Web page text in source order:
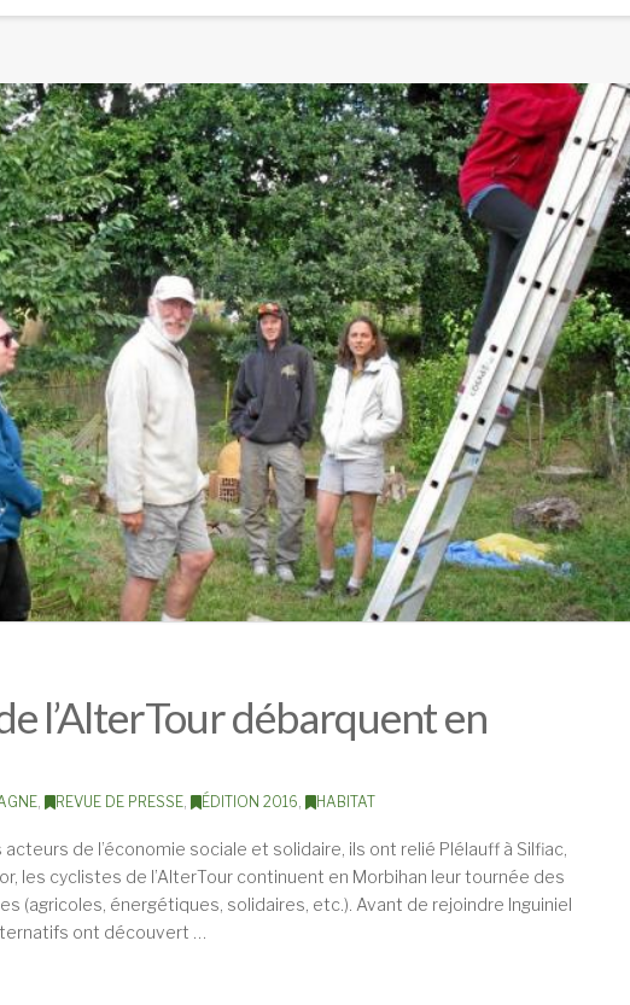
l’AlterTour débarquent en
, REVUE DE PRESSE, ÉDITION 2016, HABITAT
de l’économie sociale et solidaire, ils ont relié Plélauff à Silfiac,
les cyclistes de l’AlterTour continuent en Morbihan leur tournée des
(agricoles, énergétiques, solidaires, etc.). Avant de rejoindre Inguiniel
ont découvert …